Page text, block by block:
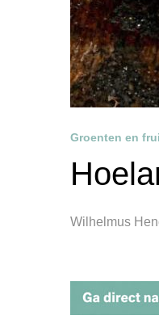
Groenten en
Wilhelmus